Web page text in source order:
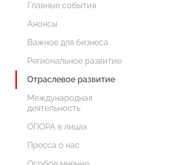
Главные события
Анонсы
Важное для бизнеса
Региональное развитие
Отраслевое развитие
Международная
деятельность
ОПОРА в лицах
Пресса о нас